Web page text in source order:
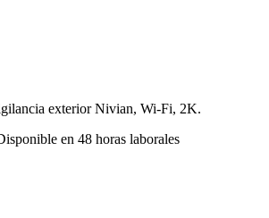
exterior Nivian, Wi-Fi, 2K.
en 48 horas laborales